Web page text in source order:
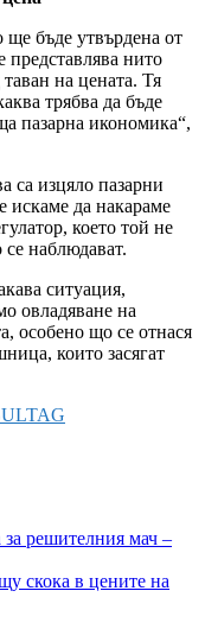
ще бъде утвърдена от
нито
на цената. Тя
трябва да бъде
пазарна икономика“,
са изцяло пазарни
да накараме
което той не
се наблюдават.
ситуация,
овладяване на
особено що се отнася
които засягат
за решителния мач –
скока в цените на